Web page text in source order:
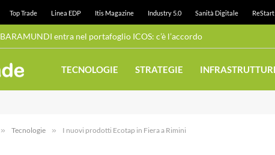
Top Trade Linea EDP Itis Magazine Industry 5.0 Sanità Digitale
BARAMUNDI entra nel portafoglio ICOS: c’è l’accordo
TECNOLOGIE STRATEGIE
» Tecnologie » I nuovi prodotti Ecotap in Fiera a Rimini